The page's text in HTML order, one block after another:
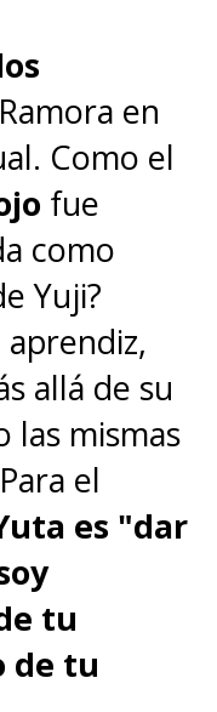
en
Como el
fue
como
Yuji?
allá de su
las mismas
el
es "dar
tu
de tu